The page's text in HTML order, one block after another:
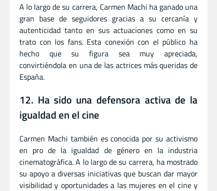
A lo largo de su carrera, Carmen Machi ha ganado una
gran base de seguidores gracias a su cercanía y
autenticidad tanto en sus actuaciones como en su
trato con los fans. Esta conexión con el público ha
hecho que su figura sea muy apreciada,
convirtiéndola en una de las actrices más queridas de
España.
12. Ha sido una defensora activa de la
igualdad en el cine
Carmen Machi también es conocida por su activismo
en pro de la igualdad de género en la industria
cinematográfica. A lo largo de su carrera, ha mostrado
su apoyo a diversas iniciativas que buscan dar mayor
visibilidad y oportunidades a las mujeres en el cine y